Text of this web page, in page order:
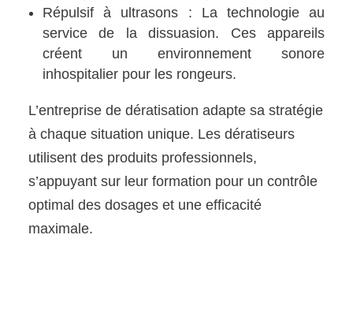
Répulsif à ultrasons : La technologie au
service de la dissuasion. Ces appareils
créent un environnement sonore
inhospitalier pour les rongeurs.
L’entreprise de dératisation adapte sa stratégie
à chaque situation unique. Les dératiseurs
utilisent des produits professionnels,
s’appuyant sur leur formation pour un contrôle
optimal des dosages et une efficacité
maximale.